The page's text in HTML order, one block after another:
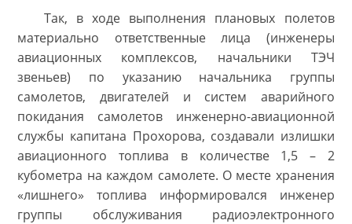
Так, в ходе выполнения плановых полетов
материально ответственные лица (инженеры
авиационных комплексов, начальники ТЭЧ
звеньев) по указанию начальника группы
самолетов, двигателей и систем аварийного
покидания самолетов инженерно-авиационной
службы капитана Прохорова, создавали излишки
авиационного топлива в количестве 1,5 – 2
кубометра на каждом самолете. О месте хранения
«лишнего» топлива информировался инженер
группы обслуживания радиоэлектронного